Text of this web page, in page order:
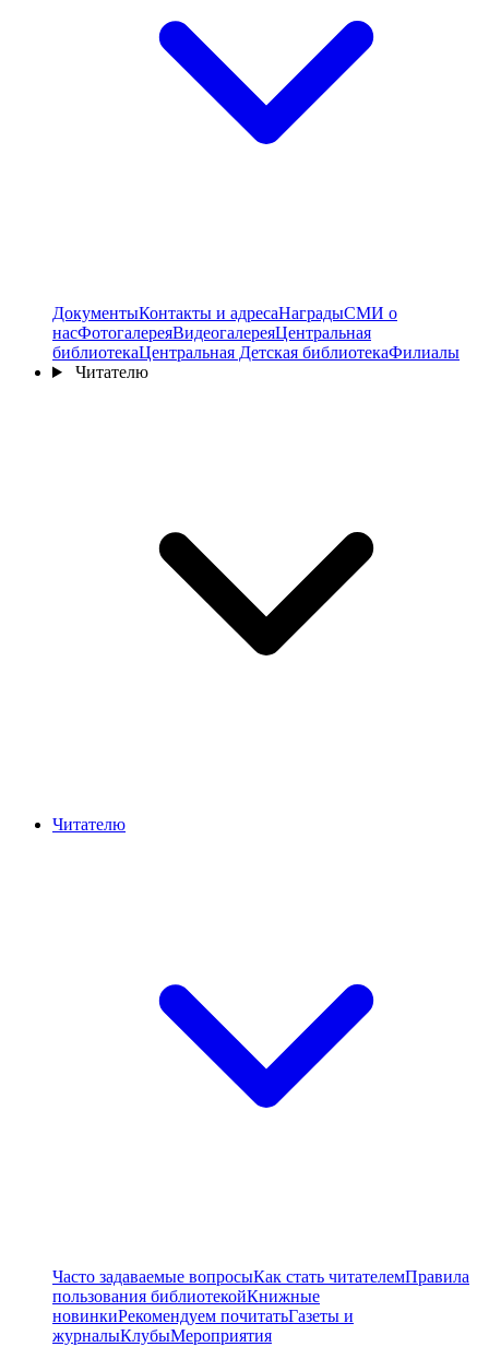
ДокументыКонтакты и адресаНаградыСМИ о
насФотогалереяВидеогалереяЦентральная
библиотекаЦентральная Детская библиотекаФилиалы
Читателю
Читателю
Часто задаваемые вопросыКак стать читателемПравила
пользования библиотекойКнижные
новинкиРекомендуем почитатьГазеты и
журналыКлубыМероприятия